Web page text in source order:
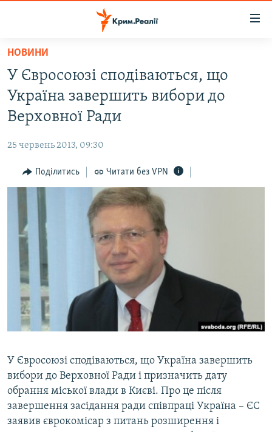
Перейти
основного
матеріалу
Перейти
до
основної
навігації
Перейти
до
ВОДА.КРИМ
ВІДЕО ТА ФОТО
БЛОГИ
ПОГЛЯД
СПЕЦПРОЕКТИ
ВІДЕОУРОКИ «ELIFBE»
СВІДЧЕННЯ ОКУПАЦІЇ
УКРАЇНСЬКА ПРОБЛЕМА КРИМУ
ЯК ОБІЙТИ БЛОКУВАННЯ
Русский
Qırımtatar
Усі сайти RFE/RL
НОВИНИ
У Євросоюзі сподіваються, що
Україна завершить вибори до
Верховної Ради
25 червень 2013, 09:30
Поділитись Читати без VPN
У Євросоюзі сподіваються, що Україна завершить
вибори до Верховної Ради і призначить дату
обрання міської влади в Києві. Про це після
завершення засідання ради співпраці Україна – ЄС
заявив єврокомісар з питань розширення і